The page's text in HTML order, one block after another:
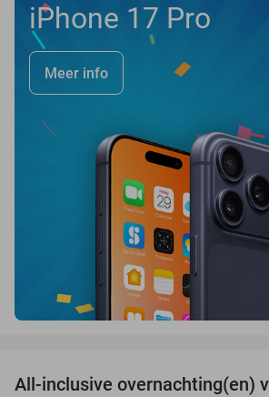
iPhone 17 Pro
Meer info
All-inclusive overnachting(en)